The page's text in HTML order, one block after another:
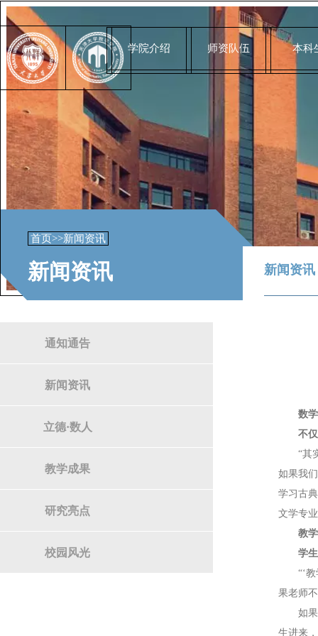
学院介绍 师资队伍 本科
首页>>新闻资讯
新闻资讯
通知通告
新闻资讯
立德·数人
教学成果
研究亮点
校园风光
新闻资讯
数
不
“其
如果我
学习古
文学专
教
学
“‘
果老师
如
生进来